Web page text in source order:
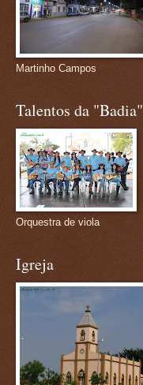
Martinho Campos
Talentos da "Badia"
Orquestra de viola
Igreja